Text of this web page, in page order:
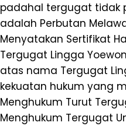
padahal tergugat tidak
adalah Perbutan
Menyatakan Sertifikat
Tergugat Lingga
atas nama Tergugat
kekuatan hukum yang
Menghukum Turut
Menghukum Tergugat